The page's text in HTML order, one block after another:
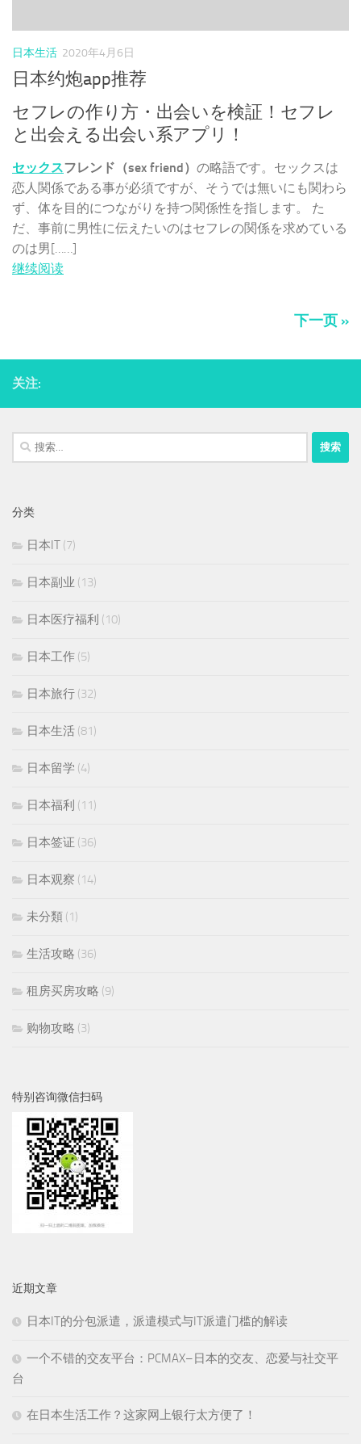
日本生活 2020年4月6日
日本约炮app推荐
セフレの作り方・出会いを検証！セフレ
と出会える出会い系アプリ！
セックスフレンド（sex friend） の略語です。セックスは
恋人関係である事が必須ですが、そうでは無いにも関わら
ず、体を目的につながりを持つ関係性を指します。 た
だ、事前に男性に伝えたいのはセフレの関係を求めている
のは男[……]
继续阅读
下一页 »
关注:
搜
索：
分类
日本IT (7)
日本副业 (13)
日本医疗福利 (10)
日本工作 (5)
日本旅行 (32)
日本生活 (81)
日本留学 (4)
日本福利 (11)
日本签证 (36)
日本观察 (14)
未分類 (1)
生活攻略 (36)
租房买房攻略 (9)
购物攻略 (3)
特别咨询微信扫码
近期文章
日本IT的分包派遣，派遣模式与IT派遣门槛的解读
一个不错的交友平台：PCMAX–日本的交友、恋爱与社交平
台
在日本生活工作？这家网上银行太方便了！